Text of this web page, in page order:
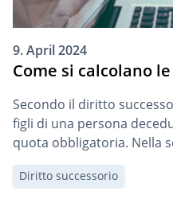
9. April 2024
Come si calcolano
Secondo il diritto
figli di una persona
quota obbligatoria. Nella
come si calcola e si
dalla revisione del diritto
Diritto successorio